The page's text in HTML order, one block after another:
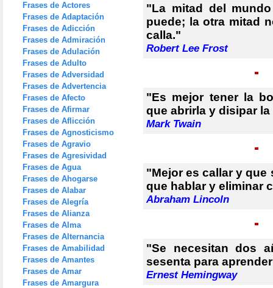
Frases de Actores
Frases de Adaptación
Frases de Adicción
Frases de Admiración
Frases de Adulación
Frases de Adulto
Frases de Adversidad
Frases de Advertencia
Frases de Afecto
Frases de Afirmar
Frases de Aflicción
Frases de Agnosticismo
Frases de Agravio
Frases de Agresividad
Frases de Agua
Frases de Ahogarse
Frases de Alabar
Frases de Alegría
Frases de Alianza
Frases de Alma
Frases de Alternancia
Frases de Amabilidad
Frases de Amantes
Frases de Amar
Frases de Amargura
"La mitad del
puede; la otra mitad
calla."
Robert Lee Frost
"Es mejor tener la
que abrirla y disipar
Mark Twain
"Mejor es callar y
que hablar y eliminar
Abraham Lincoln
"Se necesitan dos
sesenta para
Ernest Hemingway